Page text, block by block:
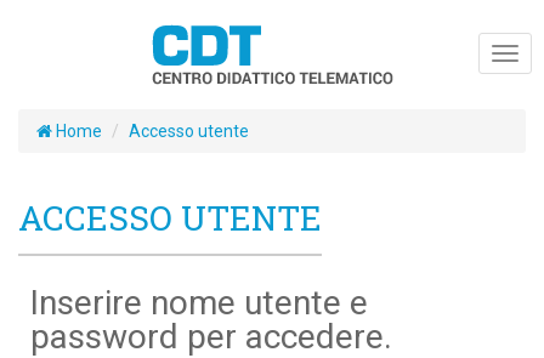
Home Accesso utente
ACCESSO UTENTE
Inserire nome utente e
password per accedere.